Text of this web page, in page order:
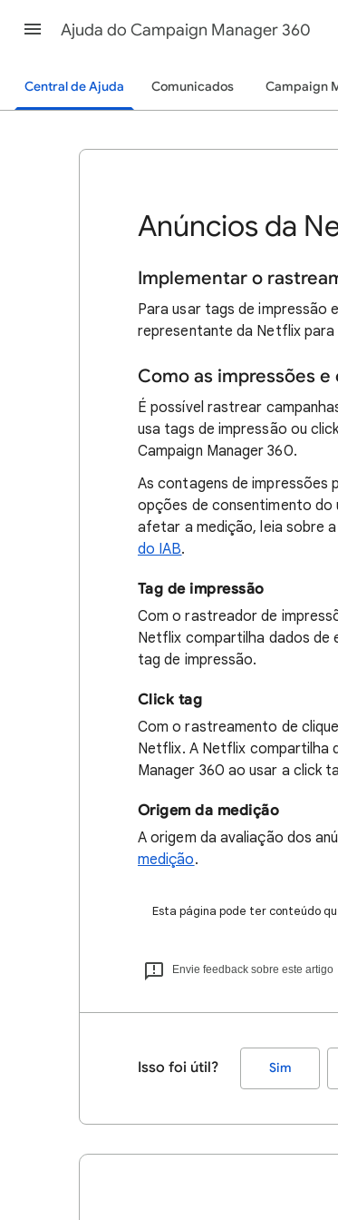
Ajuda do Campaign Manager 360
Central de Ajuda Comunicados Campaign
Anúncios da
Implementar o
Para usar tags de impressão
representante da Netflix
Como as impressões
É possível rastrear
usa tags de impressão ou
Campaign Manager 360.
As contagens de impressões
opções de consentimento do
afetar a medição, leia sobre
do IAB.
Tag de impressão
Com o rastreador de
Netflix compartilha dados de
tag de impressão.
Click tag
Com o rastreamento de
Netflix. A Netflix compartilha
Manager 360 ao usar a click
Origem da medição
A origem da avaliação dos
medição.
Esta página pode ter conteúdo
Envie feedback sobre este artigo
Isso foi útil? Sim